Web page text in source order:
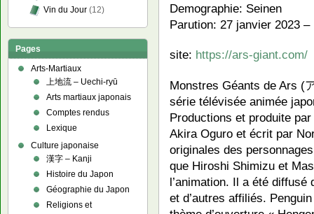
Demographie: Seinen
Parution: 27 janvier 2023 –
site: https://ars-giant.com/
Monstres Géants de Ars (
série télévisée animée
Productions et produite
Akira Oguro et écrit par
originales des
que Hiroshi Shimizu et
l’animation. Il a été
et d’autres affiliés.
Vin du Jour (12)
Pages
Arts-Martiaux
上地流 – Uechi-ryū
Arts martiaux japonais
Comptes rendus
Lexique
Culture japonaise
漢字 – Kanji
Histoire du Japon
Géographie du Japon
Religions et